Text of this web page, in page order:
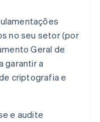
no seu setor (por
Geral de
garantir a
criptografia e
e audite